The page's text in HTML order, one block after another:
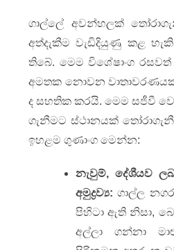
ගාල්ලේ අවන්හලක්
අත්දැකීම වැඩිදියුණු කළ
තිබේ. මෙම විශේෂාංග
අමතක නොවන
ද සහතික කරයි. මෙම සජීවී
ගැනීමට ස්ථානයක්
ඉහළම ගුණාංග මෙන්න:
නැවුම්, දේශීයව
අමුද්‍රව්‍ය: ගාල්ල
පිහිටා ඇති නිසා,
අල්ලා ගන්නා